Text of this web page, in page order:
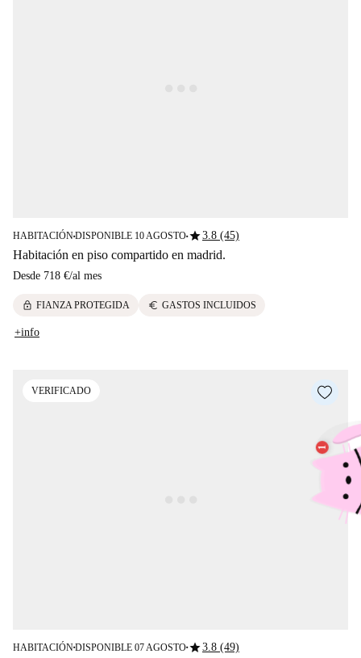
HABITACIÓN■DISPONIBLE 10 AGOSTO■star3.8 (45)
Habitación en piso compartido en madrid.
Desde 718 €/al mes
lock FIANZA PROTEGIDA euro GASTOS INCLUIDOS
+info
VERIFICADO
HABITACIÓN■DISPONIBLE 07 AGOSTO■star3.8 (49)